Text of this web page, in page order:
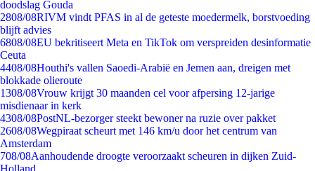
doodslag Gouda
2808/08RIVM vindt PFAS in al de geteste moedermelk, borstvoeding
blijft advies
6808/08EU bekritiseert Meta en TikTok om verspreiden desinformatie
Ceuta
4408/08Houthi's vallen Saoedi-Arabië en Jemen aan, dreigen met
blokkade olieroute
1308/08Vrouw krijgt 30 maanden cel voor afpersing 12-jarige
misdienaar in kerk
4308/08PostNL-bezorger steekt bewoner na ruzie over pakket
2608/08Wegpiraat scheurt met 146 km/u door het centrum van
Amsterdam
708/08Aanhoudende droogte veroorzaakt scheuren in dijken Zuid-
Holland